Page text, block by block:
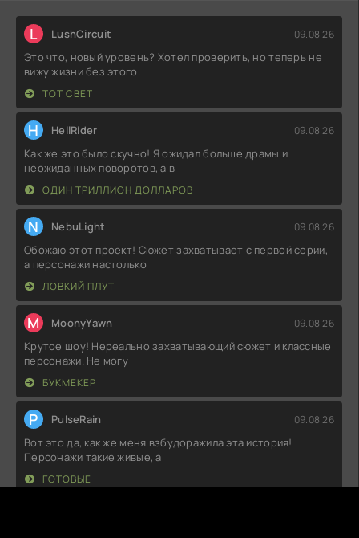
L LushCircuit 09.08.26
Это что, новый уровень? Хотел проверить, но теперь не
вижу жизни без этого.
ТОТ СВЕТ
H HellRider 09.08.26
Как же это было скучно! Я ожидал больше драмы и
неожиданных поворотов, а в
ОДИН ТРИЛЛИОН ДОЛЛАРОВ
N NebuLight 09.08.26
Обожаю этот проект! Сюжет захватывает с первой серии,
а персонажи настолько
ЛОВКИЙ ПЛУТ
M MoonyYawn 09.08.26
Крутое шоу! Нереально захватывающий сюжет и классные
персонажи. Не могу
БУКМЕКЕР
P PulseRain 09.08.26
Вот это да, как же меня взбудоражила эта история!
Персонажи такие живые, а
ГОТОВЫЕ